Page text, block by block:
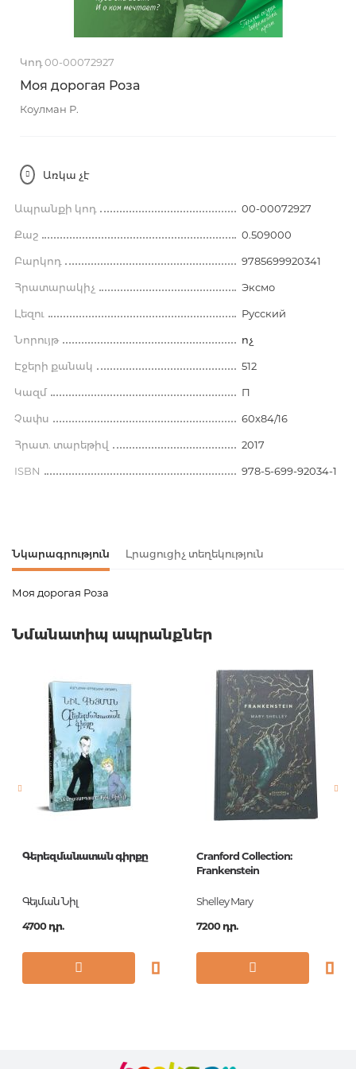
Կոդ 00-00072927
Моя дорогая Роза
Коулман Р.
Առկա չէ
Ապրանքի կոդ 00-00072927
Քաշ 0.509000
Բարկոդ 9785699920341
Հրատարակիչ Эксмо
Լեզու Русский
Նորույթ ոչ
Էջերի քանակ 512
Կազմ П
Չափս 60x84/16
Հրատ. տարեթիվ 2017
ISBN 978-5-699-92034-1
Նկարագրություն Լրացուցիչ տեղեկություն
Моя дорогая Роза
Քաշ
Հրատարակիչ Эксмо
Русский
Նորույթ ոչ
Էջերի քանակ 512
Կազմ П
Հրատ. տարեթիվ 2017
Նմանատիպ ապրանքներ
Գերեզմանատան գիրքը
Գեյման Նիլ
4700 դր.
Cranford Collection:
Frankenstein
Shelley Mary
7200 դր.